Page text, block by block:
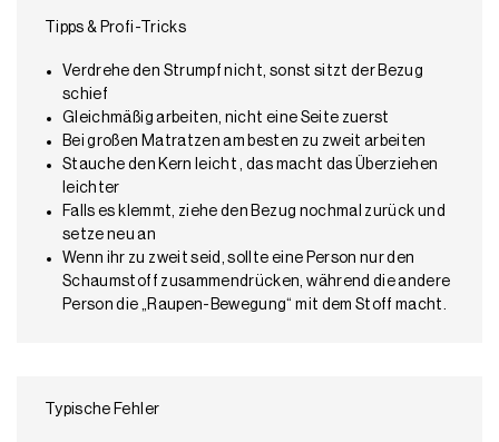
Tipps & Profi-Tricks
Verdrehe den Strumpf nicht, sonst sitzt der Bezug
schief
Gleichmäßig arbeiten, nicht eine Seite zuerst
Bei großen Matratzen am besten zu zweit arbeiten
Stauche den Kern leicht , das macht das Überziehen
leichter
Falls es klemmt, ziehe den Bezug nochmal zurück und
setze neu an
Wenn ihr zu zweit seid, sollte eine Person nur den
Schaumstoff zusammendrücken, während die andere
Person die „Raupen-Bewegung“ mit dem Stoff macht.
Typische Fehler